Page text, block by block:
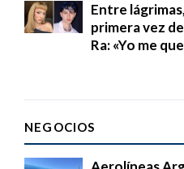
Entre
primera vez
Ra: «Yo me
NEGOCIOS